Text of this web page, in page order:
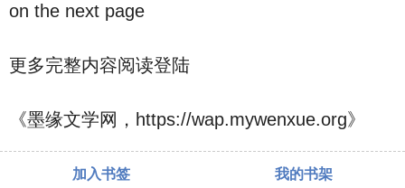
on the next page
更多完整内容阅读登陆
《墨缘文学网，https://wap.mywenxue.org》
加入书签 我的书架